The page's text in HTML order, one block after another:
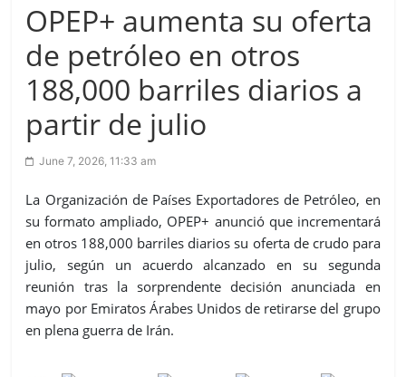
OPEP+ aumenta su oferta
de petróleo en otros
188,000 barriles diarios a
partir de julio
June 7, 2026, 11:33 am
La Organización de Países Exportadores de Petróleo, en
su formato ampliado, OPEP+ anunció que incrementará
en otros 188,000 barriles diarios su oferta de crudo para
julio, según un acuerdo alcanzado en su segunda
reunión tras la sorprendente decisión anunciada en
mayo por Emiratos Árabes Unidos de retirarse del grupo
en plena guerra de Irán.